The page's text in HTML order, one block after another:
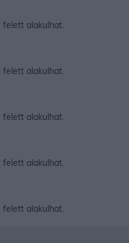
felett alakulhat.
felett alakulhat.
felett alakulhat.
felett alakulhat.
felett alakulhat.